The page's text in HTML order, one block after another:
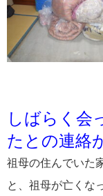
しばらく会
たとの連絡
祖母の住んでいた
と、祖母が亡くな